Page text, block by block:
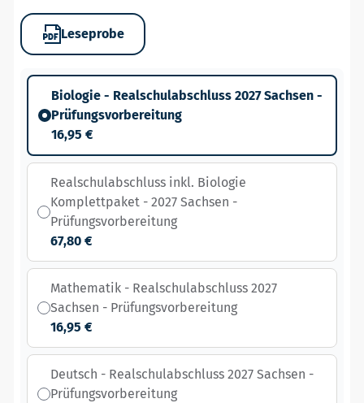
Leseprobe
Biologie - Realschulabschluss 2027 Sachsen -
Prüfungsvorbereitung
16,95 €
Realschulabschluss inkl. Biologie
Komplettpaket - 2027 Sachsen -
Prüfungsvorbereitung
67,80 €
Mathematik - Realschulabschluss 2027
Sachsen - Prüfungsvorbereitung
16,95 €
Deutsch - Realschulabschluss 2027 Sachsen -
Prüfungsvorbereitung